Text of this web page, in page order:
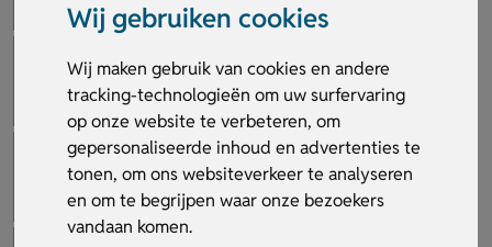
Wij gebruiken cookies
Wij maken gebruik van cookies en andere
tracking-technologieën om uw surfervaring
op onze website te verbeteren, om
gepersonaliseerde inhoud en advertenties te
tonen, om ons websiteverkeer te analyseren
en om te begrijpen waar onze bezoekers
vandaan komen.